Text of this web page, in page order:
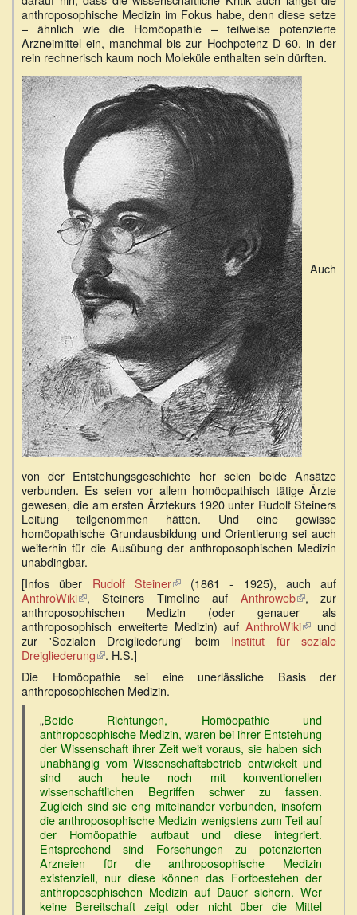
anthroposophische Medizin im Fokus habe, denn diese setze
– ähnlich wie die Homöopathie – teilweise potenzierte
Arzneimittel ein, manchmal bis zur Hochpotenz D 60, in der
rein rechnerisch kaum noch Moleküle enthalten sein dürften.
Auch
von der Entstehungsgeschichte her seien beide Ansätze
verbunden. Es seien vor allem homöopathisch tätige Ärzte
gewesen, die am ersten Ärztekurs 1920 unter Rudolf Steiners
Leitung teilgenommen hätten. Und eine gewisse
homöopathische Grundausbildung und Orientierung sei auch
weiterhin für die Ausübung der anthroposophischen Medizin
unabdingbar.
[Infos über Rudolf Steiner(Link
ist
extern)
(1861 - 1925), auch auf
AnthroWiki(Link
ist
extern)
, Steiners Timeline auf Anthroweb(Link
ist
extern)
, zur
anthroposophischen Medizin (oder genauer als
anthroposophisch erweiterte Medizin) aufAnthroWiki(Link
ist
und
zur 'Sozialen Dreigliederung' beim Institut für soziale
Dreigliederung(Link
ist
extern)
. H.S.]
Die Homöopathie sei eine unerlässliche Basis der
anthroposophischen Medizin.
„Beide Richtungen, Homöopathie und
anthroposophische Medizin, waren bei ihrer Entstehung
der Wissenschaft ihrer Zeit weit voraus, sie haben sich
unabhängig vom Wissenschaftsbetrieb entwickelt und
sind auch heute noch mit konventionellen
wissenschaftlichen Begriffen schwer zu fassen.
Zugleich sind sie eng miteinander verbunden, insofern
die anthroposophische Medizin wenigstens zum Teil auf
der Homöopathie aufbaut und diese integriert.
Entsprechend sind Forschungen zu potenzierten
Arzneien für die anthroposophische Medizin
existenziell, nur diese können das Fortbestehen der
anthroposophischen Medizin auf Dauer sichern. Wer
keine Bereitschaft zeigt oder nicht über die Mittel